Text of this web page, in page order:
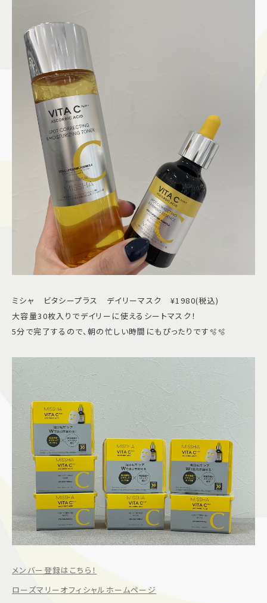
ミシャ ビタシープラス デイリーマスク ¥1980(税込)
大容量30枚入りでデイリーに使えるシートマスク！
5分で完了するので、朝の忙しい時間にもぴったりです🫧🫧
メンバー登録はこちら！
ローズマリーオフィシャルホームページ